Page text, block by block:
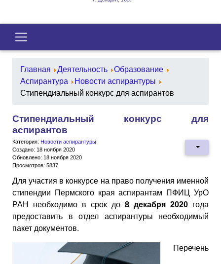
Главная Деятельность
Образование
Аспирантура
Новости аспирантуры
Стипендиальный конкурс для аспирантов
Стипендиальный конкурс для
аспирантов
Категория: Новости аспирантуры
Создано: 18 ноября 2020
Обновлено: 18 ноября 2020
Просмотров: 5837
Для участия в конкурсе на право получения именной
стипендии Пермского края аспирантам ПФИЦ УрО
РАН необходимо в срок до 8 декабря 2020 года
предоставить в отдел аспирантуры необходимый
пакет документов.
Перечень